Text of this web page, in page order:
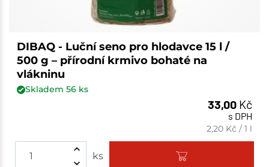
DIBAQ - Luční seno pro hlodavce 15 l /
500 g – přírodní krmivo bohaté na
vlákninu
Skladem 56ks
33,00 Kč
s DPH
2,20 Kč /1 l
ks